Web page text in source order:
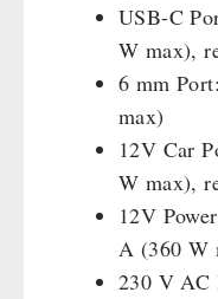
USB-C
W max),
6 mm
max)
12V Car
W max),
12V
A (360 W
230 V AC